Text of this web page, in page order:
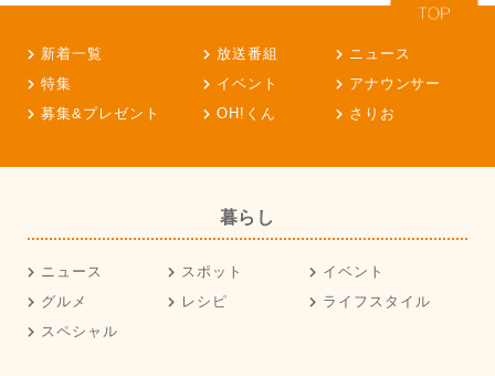
新着一覧 放送番組
ニュース
特集
イベント
アナウンサー
募集&プレゼント
OH!くん さりお
暮らし
ニュース スポット
イベント
グルメ
レシピ
ライフスタイル
スペシャル